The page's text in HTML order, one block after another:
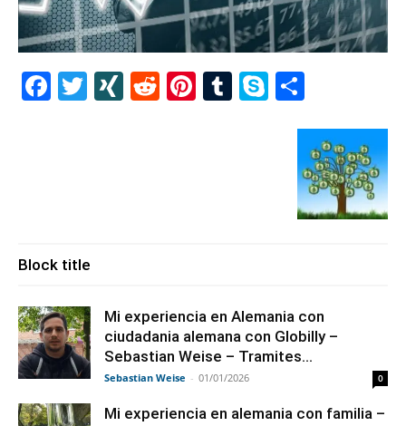
Facebook
Twitter
XINGReddit
Pinterest
Tumblr
Skype
Block title
Mi experiencia en Alemania con
ciudadania alemana con Globilly –
Sebastian Weise – Tramites...
Sebastian Weise - 01/01/2026 0
Mi experiencia en alemania con familia –